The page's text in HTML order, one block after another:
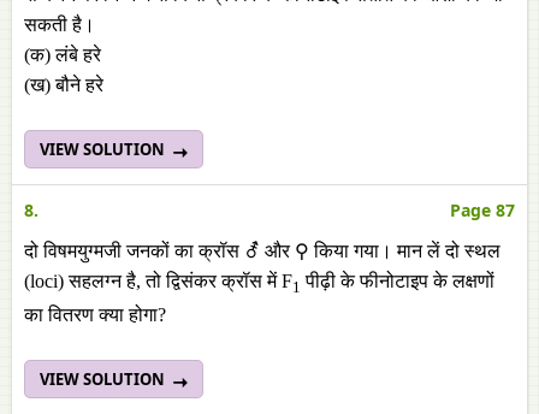
सकती है।
(क) लंबे हरे
(ख) बौने हरे
VIEW SOLUTION
8. Page 87
दो विषमयुग्मजी जनकों का क्रॉस ⚦ और ⚲ किया गया। मान लें दो स्थल
(loci) सहलग्न है, तो द्विसंकर क्रॉस में F1 पीढ़ी के फीनोटाइप के लक्षणों
का वितरण क्या होगा?
VIEW SOLUTION